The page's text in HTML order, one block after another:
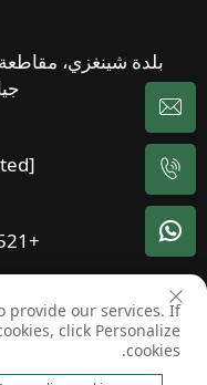
بلدة شينغزي،
[email protected]
+86-13814568521
حقوق النشر © شركة
محفوظة -
provide our services. If
click Personalize
cookies.